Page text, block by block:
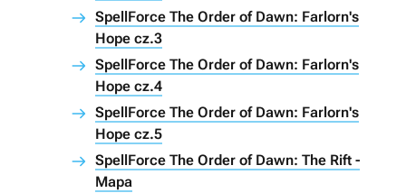
SpellForce The Order of Dawn: Farlorn's
Hope cz.3
SpellForce The Order of Dawn: Farlorn's
Hope cz.4
SpellForce The Order of Dawn: Farlorn's
Hope cz.5
SpellForce The Order of Dawn: The Rift -
Mapa